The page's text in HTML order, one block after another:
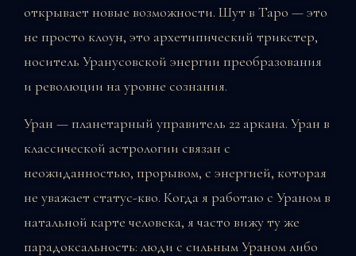
открывает новые возможности. Шут в Таро — это
не просто клоун, это архетипический трикстер,
носитель Уранусовской энергии преобразования
и революции на уровне сознания.
Уран — планетарный управитель 22 аркана. Уран в
классической астрологии связан с
неожиданностью, прорывом, с энергией, которая
не уважает статус-кво. Когда я работаю с Ураном в
натальной карте человека, я часто вижу ту же
парадоксальность: люди с сильным Ураном либо